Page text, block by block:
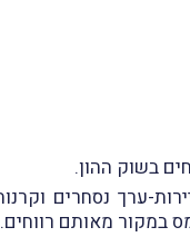
בשוק ההון.
ערך נסחרים